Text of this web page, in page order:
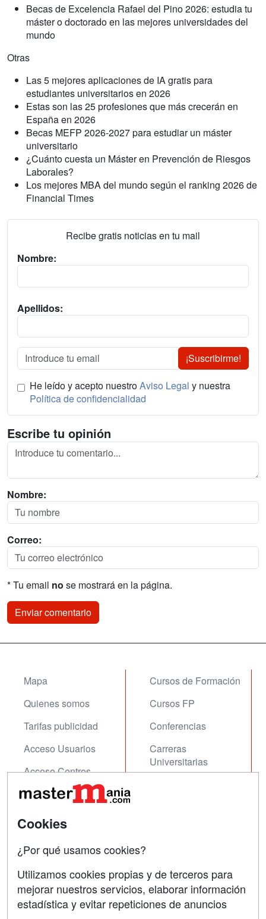
Becas de Excelencia Rafael del Pino 2026: estudia tu
máster o doctorado en las mejores universidades del
mundo
Otras
Las 5 mejores aplicaciones de IA gratis para
estudiantes universitarios en 2026
Estas son las 25 profesiones que más crecerán en
España en 2026
Becas MEFP 2026-2027 para estudiar un máster
universitario
¿Cuánto cuesta un Máster en Prevención de Riesgos
Laborales?
Los mejores MBA del mundo según el ranking 2026 de
Financial Times
Recibe gratis noticias en tu mail
Nombre:
Apellidos:
¡Suscribirme!
He leído y acepto nuestroAviso Legal y nuestra
Política de confidencialidad
Escribe tu opinión
Nombre:
Correo:
* Tu email no se mostrará en la página.
Mapa
Quienes somos
Tarifas publicidad
Acceso Usuarios
Acceso Centros
Cursos de Formación
Cursos FP
Conferencias
Carreras
Universitarias
Contactar
Copyleft
Cookies
¿Por qué usamos cookies?
Utilizamos cookies propias y de terceros para
mejorar nuestros servicios, elaborar información
estadística y evitar repeticiones de anuncios